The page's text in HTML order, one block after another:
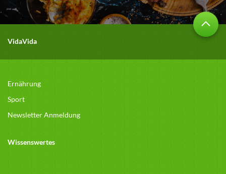
VidaVida
Ernährung
Sport
Newsletter Anmeldung
Wissenswertes